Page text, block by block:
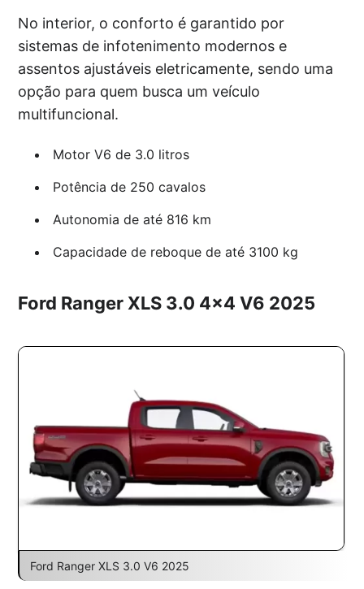
No interior, o conforto é garantido por
sistemas de infotenimento modernos e
assentos ajustáveis eletricamente, sendo uma
opção para quem busca um veículo
multifuncional.
Motor V6 de 3.0 litros
Potência de 250 cavalos
Autonomia de até 816 km
Capacidade de reboque de até 3100 kg
Ford Ranger XLS 3.0 4×4 V6 2025
Ford Ranger XLS 3.0 V6 2025